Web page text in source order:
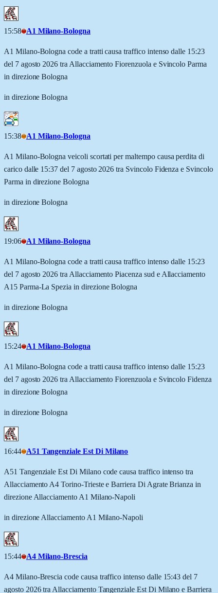
15:58 A1 Milano-Bologna
A1 Milano-Bologna code a tratti causa traffico intenso dalle 15:23
del 7 agosto 2026 tra Allacciamento Fiorenzuola e Svincolo Parma
in direzione Bologna
in direzione Bologna
15:38 A1 Milano-Bologna
A1 Milano-Bologna veicoli scortati per maltempo causa perdita di
carico dalle 15:37 del 7 agosto 2026 tra Svincolo Fidenza e Svincolo
Parma in direzione Bologna
in direzione Bologna
19:06 A1 Milano-Bologna
A1 Milano-Bologna code a tratti causa traffico intenso dalle 15:23
del 7 agosto 2026 tra Allacciamento Piacenza sud e Allacciamento
A15 Parma-La Spezia in direzione Bologna
in direzione Bologna
15:24 A1 Milano-Bologna
A1 Milano-Bologna code a tratti causa traffico intenso dalle 15:23
del 7 agosto 2026 tra Allacciamento Fiorenzuola e Svincolo Fidenza
in direzione Bologna
in direzione Bologna
16:44 A51 Tangenziale Est Di Milano
A51 Tangenziale Est Di Milano code causa traffico intenso tra
Allacciamento A4 Torino-Trieste e Barriera Di Agrate Brianza in
direzione Allacciamento A1 Milano-Napoli
in direzione Allacciamento A1 Milano-Napoli
15:44 A4 Milano-Brescia
A4 Milano-Brescia code causa traffico intenso dalle 15:43 del 7
agosto 2026 tra Allacciamento Tangenziale Est Di Milano e Barriera